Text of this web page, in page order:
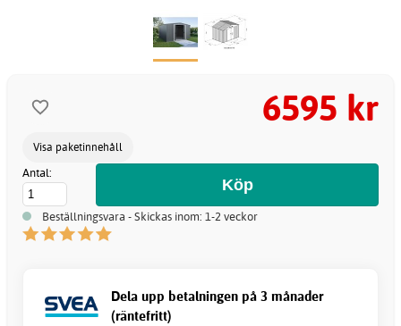
6595 kr
Visa paketinnehåll
Antal:
Beställningsvara - Skickas inom: 1-2 veckor
Dela upp betalningen på 3 månader
(räntefritt)